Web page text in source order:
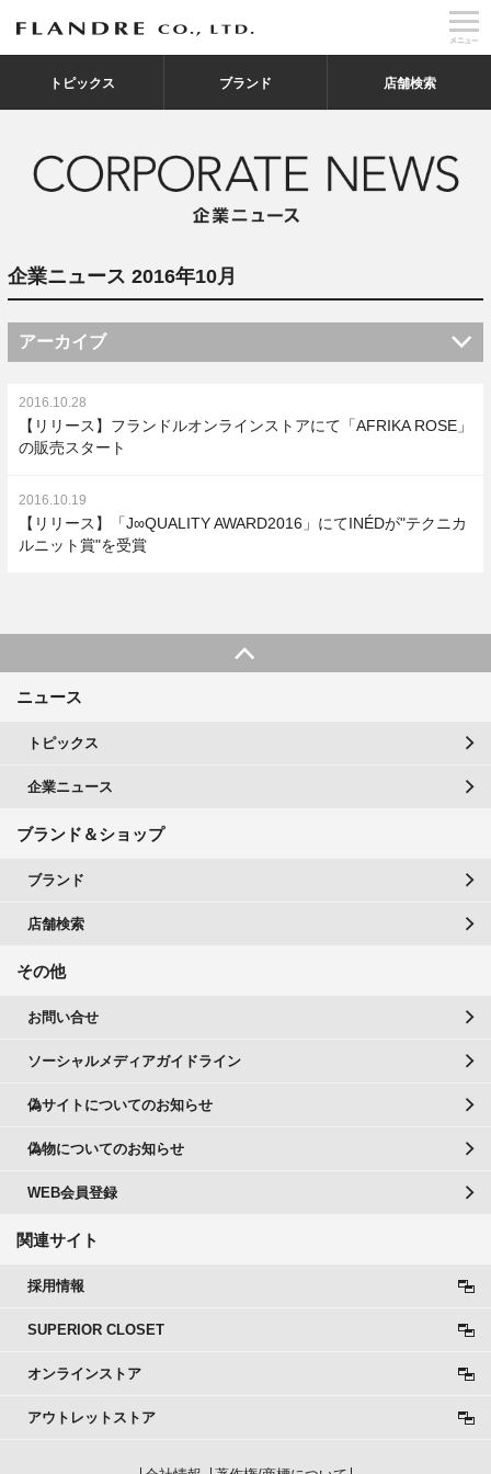
トピックス ブランド 店舗検索
企業ニュース 2016年10月
アーカイブ
2016.10.28
【リリース】フランドルオンラインストアにて「AFRIKA ROSE」
の販売スタート
2016.10.19
【リリース】「J∞QUALITY AWARD2016」にてINÉDが"テクニカ
ルニット賞"を受賞
ニュース
トピックス
企業ニュース
ブランド＆ショップ
ブランド
店舗検索
その他
お問い合せ
ソーシャルメディアガイドライン
偽サイトについてのお知らせ
偽物についてのお知らせ
WEB会員登録
関連サイト
採用情報
SUPERIOR CLOSET
オンラインストア
アウトレットストア